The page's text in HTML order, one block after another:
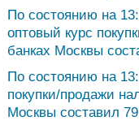
По состоянию на
оптовый курс
банках Москвы
По состоянию на
покупки/продажи
Москвы составил